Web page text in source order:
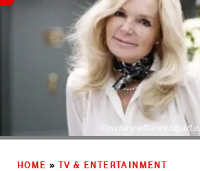
©picture alliance/dpa/
HOME » TV & ENTERTAINMENT